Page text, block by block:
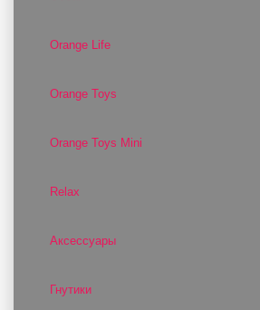
Orange Life
Orange Toys
Orange Toys Mini
Relax
Аксессуары
Гнутики